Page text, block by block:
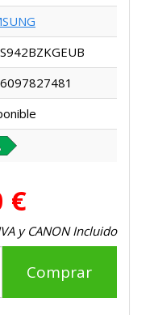
€
y CANON Incluido
Comprar